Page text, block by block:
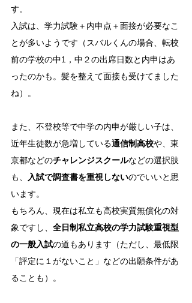
す。
入試は、学力試験＋内申点＋面接が必要なこ
とが多いようです（スバルくんの場合、転校
前の学校の中1，中２の出席日数と内申はあ
ったのかも。髪を整えて面接も受けてました
ね）。
また、不登校等で中学の内申が厳しい子は、
近年生徒数が急増している通信制高校や、東
京都などのチャレンジスクールなどの選択肢
も、
入試で調査書を重視しないのでいいと思
います。
もちろん、現在は私立も高校実質無償化の対
象ですし、 全日制私立高校の学力試験重視型
の一般入試の道もあります（ただし、最低限
「評定に１がないこと」などの出願条件があ
ることも）。